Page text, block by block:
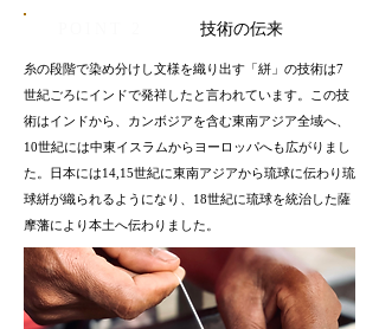
技術の伝来
糸の段階で染め分けし文様を織り出す「絣」の技術は7
世紀ごろにインドで発祥したと言われています。この技
術はインドから、カンボジアを含む東南アジア全域へ、
10世紀には中東イスラムからヨーロッパへも広がりまし
た。日本には14,15世紀に東南アジアから琉球に伝わり琉
球絣が織られるようになり、18世紀に琉球を統治した薩
摩藩により本土へ伝わりました。